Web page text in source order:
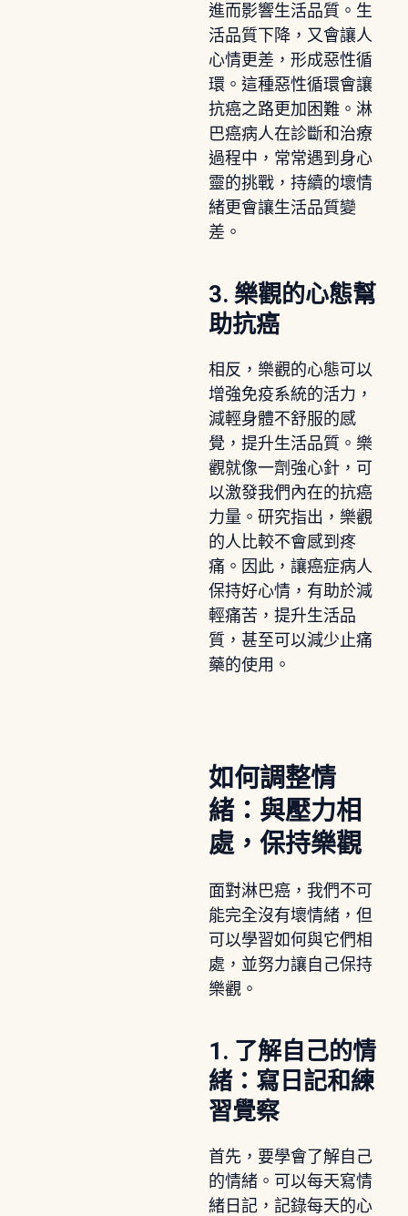
進而影響生活品質。生
活品質下降，又會讓人
心情更差，形成惡性循
環。這種惡性循環會讓
抗癌之路更加困難。淋
巴癌病人在診斷和治療
過程中，常常遇到身心
靈的挑戰，持續的壞情
緒更會讓生活品質變
差。
3. 樂觀的心態幫
助抗癌
相反，樂觀的心態可以
增強免疫系統的活力，
減輕身體不舒服的感
覺，提升生活品質。樂
觀就像一劑強心針，可
以激發我們內在的抗癌
力量。研究指出，樂觀
的人比較不會感到疼
痛。因此，讓癌症病人
保持好心情，有助於減
輕痛苦，提升生活品
質，甚至可以減少止痛
藥的使用。
如何調整情
緒：與壓力相
處，保持樂觀
面對淋巴癌，我們不可
能完全沒有壞情緒，但
可以學習如何與它們相
處，並努力讓自己保持
樂觀。
1. 了解自己的情
緒：寫日記和練
習覺察
首先，要學會了解自己
的情緒。可以每天寫情
緒日記，記錄每天的心